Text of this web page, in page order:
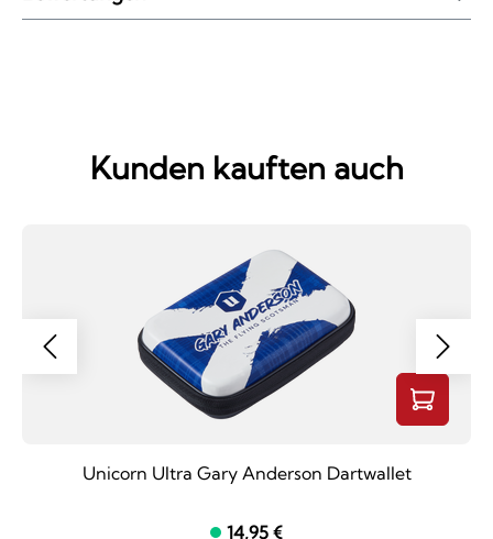
Kunden kauften auch
Unicorn Ultra Gary Anderson Dartwallet
14,95 €